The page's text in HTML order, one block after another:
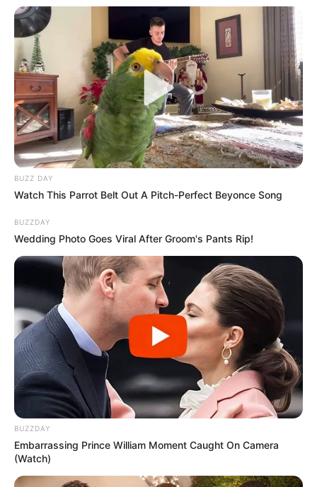
BUZZ DAY
Watch This Parrot Belt Out A Pitch-Perfect Beyonce Song
BUZZDAY
Wedding Photo Goes Viral After Groom's Pants Rip!
BUZZDAY
Embarrassing Prince William Moment Caught On Camera
(Watch)